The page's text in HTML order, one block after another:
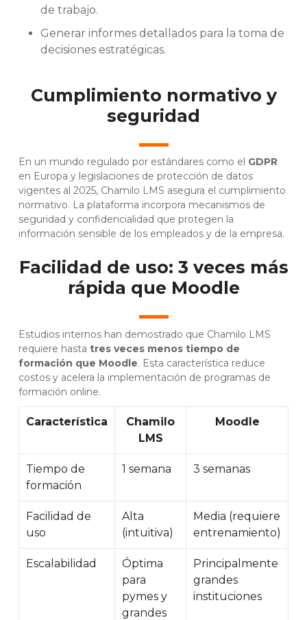
de trabajo.
Generar informes detallados para la toma de
decisiones estratégicas.
Cumplimiento normativo y
seguridad
En un mundo regulado por estándares como el GDPR
en Europa y legislaciones de protección de datos
vigentes al 2025, Chamilo LMS asegura el cumplimiento
normativo. La plataforma incorpora mecanismos de
seguridad y confidencialidad que protegen la
información sensible de los empleados y de la empresa.
Facilidad de uso: 3 veces más
rápida que Moodle
Estudios internos han demostrado que Chamilo LMS
requiere hasta tres veces menos tiempo de
formación que Moodle. Esta característica reduce
costos y acelera la implementación de programas de
formación online.
Característica
Chamilo
LMS
Moodle
Tiempo de
formación
1 semana 3 semanas
Facilidad de
uso
Alta
(intuitiva)
Media (requiere
entrenamiento)
Escalabilidad
Óptima
para
pymes y
grandes
Principalmente
grandes
instituciones